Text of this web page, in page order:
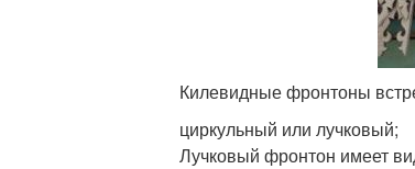
Килевидные фронтоны
циркульный или лучковый;
Лучковый фронтон имеет